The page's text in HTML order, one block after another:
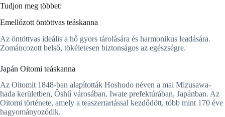
Tudjon meg többet:
Emellózott öntöttvas teáskanna
Az öntöttvas ideális a hő gyors tárolására és harmonikus leadására.
Zománcozott belső, tökéletesen biztonságos az egészségre.
Japán Oitomi teáskanna
Az Oitomit 1848-ban alapították Hoshodo néven a mai Mizusawa-
hada kerületben, Ôshű városában, Iwate prefektúrában, Japánban. Az
Oitomi története, amely a teaszertartással kezdődött, több mint 170 éve
hagyományozódik.